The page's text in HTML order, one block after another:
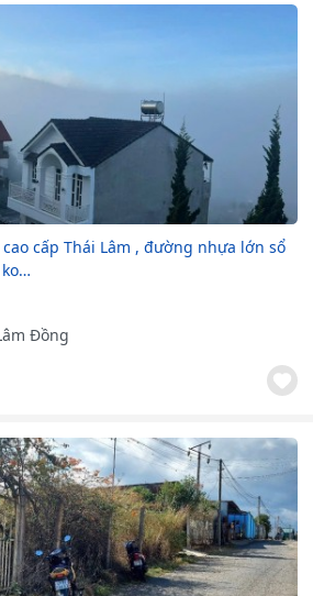
cấp Thái Lâm , đường nhựa lớn sổ
Đồng